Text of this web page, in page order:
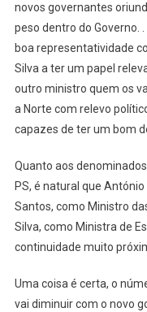
novos governantes
peso dentro do Governo.
boa representatividade
Silva a ter um papel
outro ministro quem os
a Norte com relevo
capazes de ter um bom
Quanto aos
PS, é natural que
Santos, como Ministro
Silva, como Ministra de
continuidade muito
Uma coisa é certa, o
vai diminuir com o novo